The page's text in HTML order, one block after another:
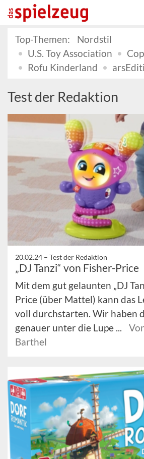
Top-Themen:
Nordstil
U.S. Toy Association
Rofu Kinderland
Test der Redaktion
20.02.24 – Test der Redaktion
„DJ Tanzi“ von Fisher-Price
Mit dem gut gelaunten „DJ
Price (über Mattel) kann das
voll durchstarten. Wir haben
genauer unter die Lupe ...
Barthel